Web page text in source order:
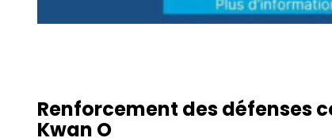
Renforcement des défenses
Kwan O